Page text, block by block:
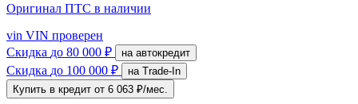
Оригинал ПТС в наличии
vin VIN проверен
Скидка до 80 000 ₽ на автокредит
Скидка до 100 000 ₽
на Trade-In
Купить в кредит от 6 063 ₽/мес.